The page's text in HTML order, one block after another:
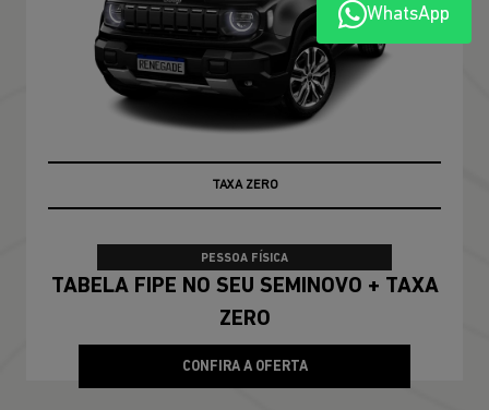
TAXA ZERO
PESSOA FÍSICA
TABELA FIPE NO SEU SEMINOVO + TAXA
ZERO
CONFIRA A OFERTA
WhatsApp